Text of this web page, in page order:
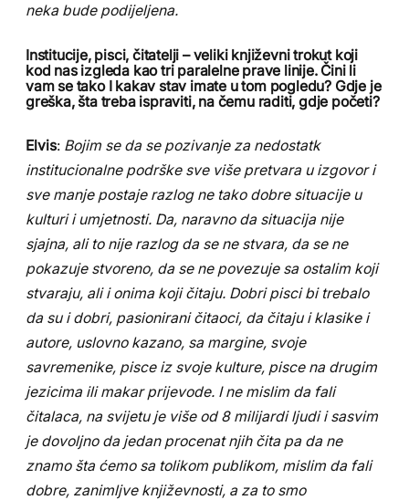
neka bude podijeljena.
Institucije, pisci, čitatelji – veliki književni trokut koji
kod nas izgleda kao tri paralelne prave linije. Čini li
vam se tako I kakav stav imate u tom pogledu? Gdje je
greška, šta treba ispraviti, na čemu raditi, gdje početi?
Elvis: Bojim se da se pozivanje za nedostatk
institucionalne podrške sve više pretvara u izgovor i
sve manje postaje razlog ne tako dobre situacije u
kulturi i umjetnosti. Da, naravno da situacija nije
sjajna, ali to nije razlog da se ne stvara, da se ne
pokazuje stvoreno, da se ne povezuje sa ostalim koji
stvaraju, ali i onima koji čitaju. Dobri pisci bi trebalo
da su i dobri, pasionirani čitaoci, da čitaju i klasike i
autore, uslovno kazano, sa margine, svoje
savremenike, pisce iz svoje kulture, pisce na drugim
jezicima ili makar prijevode. I ne mislim da fali
čitalaca, na svijetu je više od 8 milijardi ljudi i sasvim
je dovoljno da jedan procenat njih čita pa da ne
znamo šta ćemo sa tolikom publikom, mislim da fali
dobre, zanimljve književnosti, a za to smo